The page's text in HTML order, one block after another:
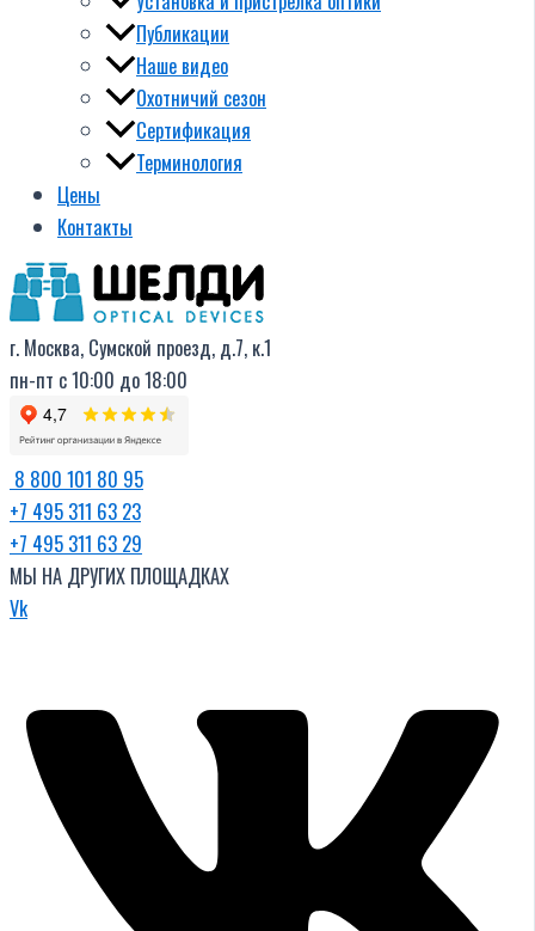
Публикации
Наше видео
Охотничий сезон
Сертификация
Терминология
Цены
Контакты
г. Москва, Сумской проезд, д.7, к.1
пн-пт с 10:00 до 18:00
8 800 101 80 95
+7 495 311 63 23
+7 495 311 63 29
МЫ НА ДРУГИХ ПЛОЩАДКАХ
Vk